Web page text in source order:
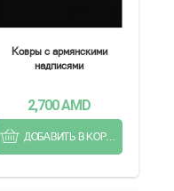
Ковры с армянскими
надписями
2,700AMD
ДОБАВИТЬ В КОРЗИНУ